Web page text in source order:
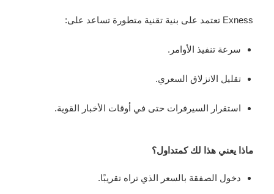
Exness تعتمد على بنية تقنية متطورة تساعد على:
سرعة تنفيذ الأوامر.
تقليل الانزلاق السعري.
استقرار السيرفرات حتى في أوقات الأخبار القوية.
ماذا يعني هذا لك كمتداول؟
دخول الصفقة بالسعر الذي تراه تقريبًا.